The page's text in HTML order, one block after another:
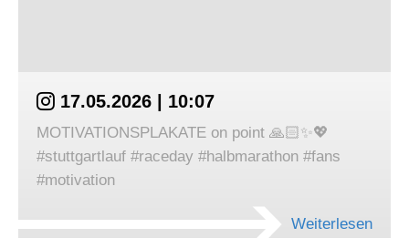
17.05.2026 | 10:07
MOTIVATIONSPLAKATE on point 🙏🏻✨💖
#stuttgartlauf #raceday #halbmarathon #fans
#motivation
Weiterlesen